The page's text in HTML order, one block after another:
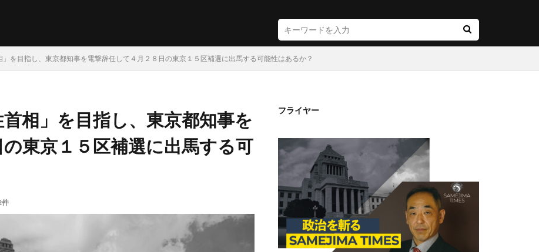
を目指し、東京都知事を電撃辞任して４月２８日の東京１５区補選に出馬する可能性はあるか？
相」を目指し、東京都知事を
東京１５区補選に出馬する可
件
フライヤー